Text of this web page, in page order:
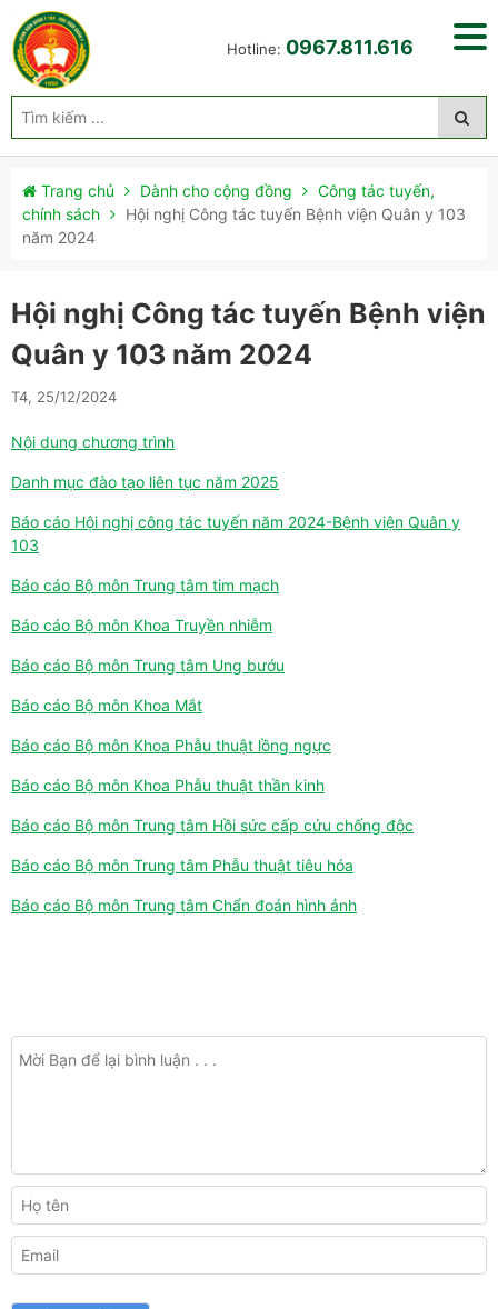
Hotline: 0967.811.616
Trang chủ Dành cho cộng đồng
Công tác tuyến,
chính sách
Hội nghị Công tác tuyến Bệnh viện Quân y 103
năm 2024
Hội nghị Công tác tuyến Bệnh viện
Quân y 103 năm 2024
T4, 25/12/2024
Nội dung chương trình
Danh mục đào tạo liên tục năm 2025
Báo cáo Hội nghị công tác tuyến năm 2024-Bệnh viện Quân y
103
Báo cáo Bộ môn Trung tâm tim mạch
Báo cáo Bộ môn Khoa Truyền nhiễm
Báo cáo Bộ môn Trung tâm Ung bướu
Báo cáo Bộ môn Khoa Mắt
Báo cáo Bộ môn Khoa Phẫu thuật lồng ngực
Báo cáo Bộ môn Khoa Phẫu thuật thần kinh
Báo cáo Bộ môn Trung tâm Hồi sức cấp cứu chống độc
Báo cáo Bộ môn Trung tâm Phẫu thuật tiêu hóa
Báo cáo Bộ môn Trung tâm Chẩn đoán hình ảnh